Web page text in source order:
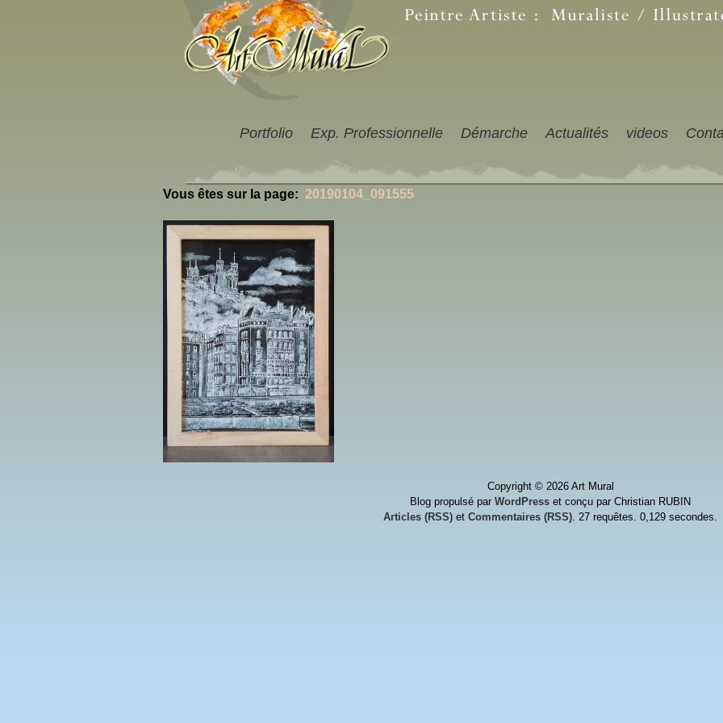
Portfolio Exp. Professionnelle Démarche Actualités videos
Vous êtes sur la page: 20190104_091555
Copyright © 2026 Art Mural
Blog propulsé par WordPress et conçu par Christian RUBIN
Articles (RSS) et Commentaires (RSS). 27 requêtes. 0,129 secondes.